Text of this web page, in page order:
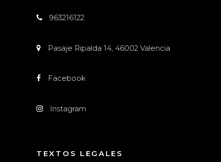
963216122
Pasaje Ripalda 14, 46002 Valencia
Facebook
Instagram
TEXTOS LEGALES